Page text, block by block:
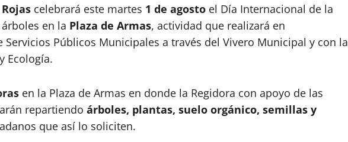
celebrará este martes 1 de agosto el Día Internacional de la
en la Plaza de Armas, actividad que realizará en
Públicos Municipales a través del Vivero Municipal y con la
Ecología.
en la Plaza de Armas en donde la Regidora con apoyo de las
repartiendo árboles, plantas, suelo orgánico, semillas y
que así lo soliciten.